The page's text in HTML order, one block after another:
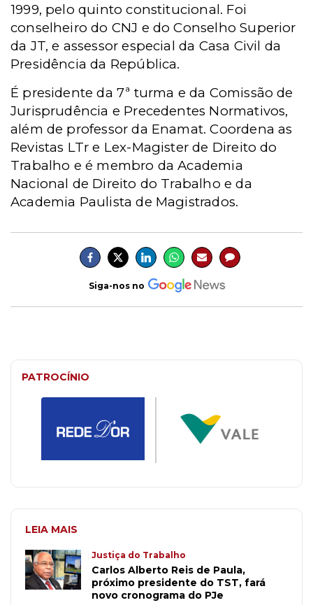
1999, pelo quinto constitucional. Foi
conselheiro do CNJ e do Conselho Superior
da JT, e assessor especial da Casa Civil da
Presidência da República.
É presidente da 7ª turma e da Comissão de
Jurisprudência e Precedentes Normativos,
além de professor da Enamat. Coordena as
Revistas LTr e Lex-Magister de Direito do
Trabalho e é membro da Academia
Nacional de Direito do Trabalho e da
Academia Paulista de Magistrados.
Siga-nos no
PATROCÍNIO
LEIA MAIS
Justiça do Trabalho
Carlos Alberto Reis de Paula,
próximo presidente do TST, fará
novo cronograma do PJe